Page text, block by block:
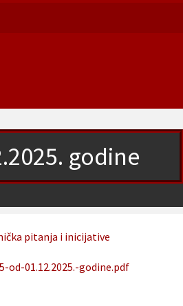
godine
pitanja i inicijative
01.12.2025.-godine.pdf